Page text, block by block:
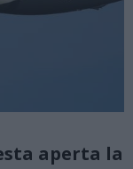
aperta la